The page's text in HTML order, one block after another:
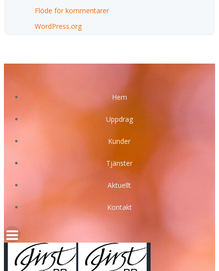
Flöde för kommentarer
WordPress.org
Hem
Uppdrag
Kunder
Tjänster
Aktuellt
Kontakt